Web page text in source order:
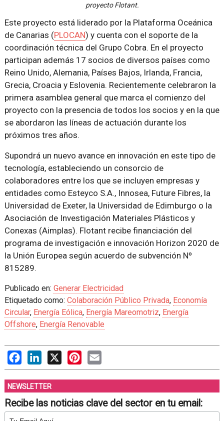
proyecto Flotant.
Este proyecto está liderado por la Plataforma Oceánica
de Canarias (PLOCAN) y cuenta con el soporte de la
coordinación técnica del Grupo Cobra. En el proyecto
participan además 17 socios de diversos países como
Reino Unido, Alemania, Países Bajos, Irlanda, Francia,
Grecia, Croacia y Eslovenia. Recientemente celebraron la
primera asamblea general que marca el comienzo del
proyecto con la presencia de todos los socios y en la que
se abordaron las líneas de actuación durante los
próximos tres años.
Supondrá un nuevo avance en innovación en este tipo de
tecnología, estableciendo un consorcio de
colaboradores entre los que se incluyen empresas y
entidades como Esteyco S.A., Innosea, Future Fibres, la
Universidad de Exeter, la Universidad de Edimburgo o la
Asociación de Investigación Materiales Plásticos y
Conexas (Aimplas). Flotant recibe financiación del
programa de investigación e innovación Horizon 2020 de
la Unión Europea según acuerdo de subvención Nº
815289.
Publicado en: Generar Electricidad
Etiquetado como: Colaboración Público Privada, Economía
Circular, Energía Eólica, Energía Mareomotriz, Energía
Offshore, Energía Renovable
FacebookLinkedIn
X PinterestEmail
NEWSLETTER
Recibe las noticias clave del sector en tu email: